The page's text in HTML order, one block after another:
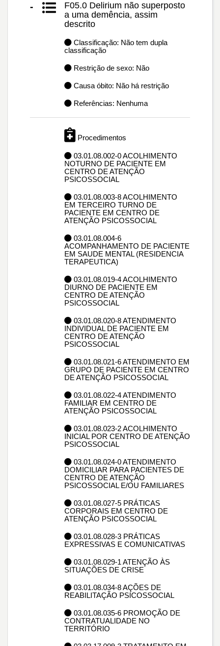
-
F05.0 Delirium não superposto
a uma demência, assim
descrito
Classificação: Não tem dupla
classificação
Restrição de sexo: Não
Causa óbito: Não há restrição
Referências: Nenhuma
Procedimentos
03.01.08.002-0 ACOLHIMENTO
NOTURNO DE PACIENTE EM
CENTRO DE ATENÇÃO
PSICOSSOCIAL
03.01.08.003-8 ACOLHIMENTO
EM TERCEIRO TURNO DE
PACIENTE EM CENTRO DE
ATENÇÃO PSICOSSOCIAL
03.01.08.004-6
ACOMPANHAMENTO DE PACIENTE
EM SAUDE MENTAL (RESIDENCIA
TERAPEUTICA)
03.01.08.019-4 ACOLHIMENTO
DIURNO DE PACIENTE EM
CENTRO DE ATENÇÃO
PSICOSSOCIAL
03.01.08.020-8 ATENDIMENTO
INDIVIDUAL DE PACIENTE EM
CENTRO DE ATENÇÃO
PSICOSSOCIAL
03.01.08.021-6 ATENDIMENTO EM
GRUPO DE PACIENTE EM CENTRO
DE ATENÇÃO PSICOSSOCIAL
03.01.08.022-4 ATENDIMENTO
FAMILIAR EM CENTRO DE
ATENÇÃO PSICOSSOCIAL
03.01.08.023-2 ACOLHIMENTO
INICIAL POR CENTRO DE ATENÇÃO
PSICOSSOCIAL
03.01.08.024-0 ATENDIMENTO
DOMICILIAR PARA PACIENTES DE
CENTRO DE ATENÇÃO
PSICOSSOCIAL E/OU FAMILIARES
03.01.08.027-5 PRÁTICAS
CORPORAIS EM CENTRO DE
ATENÇÃO PSICOSSOCIAL
03.01.08.028-3 PRÁTICAS
EXPRESSIVAS E COMUNICATIVAS
03.01.08.029-1 ATENÇÃO ÀS
SITUAÇÕES DE CRISE
03.01.08.034-8 AÇÕES DE
REABILITAÇÃO PSICOSSOCIAL
03.01.08.035-6 PROMOÇÃO DE
CONTRATUALIDADE NO
TERRITÓRIO